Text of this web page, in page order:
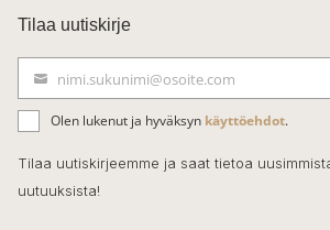
c
e
b
o
o
k
Tilaa uutiskirje
ä
h
k
nimi.sukunimi@osoite.com
Olen lukenut ja hyväksyn käyttöehdot.
Tilaa uutiskirjeemme ja saat tietoa
uutuuksista!